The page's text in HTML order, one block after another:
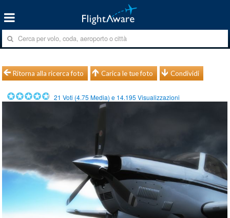
Ritorna alla ricerca foto Carica le tue foto Condividi
21 Voti (4.75 Media) e 14.195 Visualizzazioni